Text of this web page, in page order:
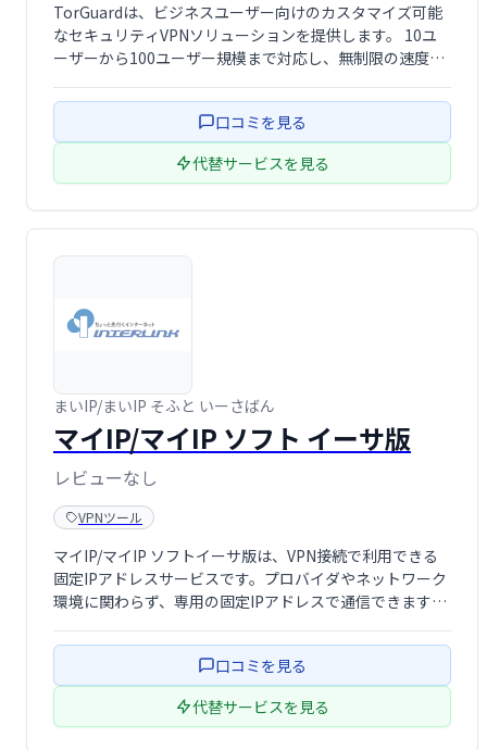
TorGuardは、ビジネスユーザー向けのカスタマイズ可能
なセキュリティVPNソリューションを提供します。 10ユ
ーザーから100ユーザー規模まで対応し、無制限の速度と
専任アカウントマネージャーなどを提供。主要なOSやデ
バイスにも対応していま …口コミを見る
代替サービスを見る
まいIP/まいIP そふと いーさばん
マイIP/マイIP ソフト イーサ版
レビューなし
VPNツール
マイIP/マイIP ソフトイーサ版は、VPN接続で利用できる
固定IPアドレスサービスです。プロバイダやネットワーク
環境に関わらず、専用の固定IPアドレスで通信できます。
やセキュリティ向上に貢献します。
口コミを見る
代替サービスを見る